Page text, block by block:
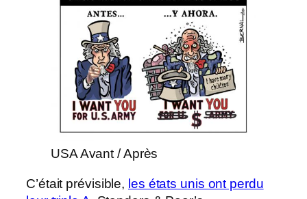
USA Avant / Après
C’était prévisible, les états unis ont perdu